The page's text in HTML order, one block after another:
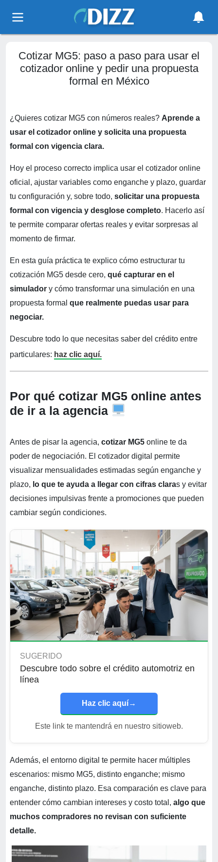
Cotizar MG5: paso a paso para usar el
cotizador online y pedir una propuesta
formal en México
¿Quieres cotizar MG5 con números reales? Aprende a
usar el cotizador online y solicita una propuesta
formal con vigencia clara.
Hoy el proceso correcto implica usar el cotizador online
oficial, ajustar variables como enganche y plazo, guardar
tu configuración y, sobre todo, solicitar una propuesta
formal con vigencia y desglose completo. Hacerlo así
te permite comparar ofertas reales y evitar sorpresas al
momento de firmar.
En esta guía práctica te explico cómo estructurar tu
cotización MG5 desde cero, qué capturar en el
simulador y cómo transformar una simulación en una
propuesta formal que realmente puedas usar para
negociar.
Descubre todo lo que necesitas saber del crédito entre
particulares: haz clic aquí.
Por qué cotizar MG5 online antes
de ir a la agencia
Antes de pisar la agencia, cotizar MG5 online te da
poder de negociación. El cotizador digital permite
visualizar mensualidades estimadas según enganche y
plazo, lo que te ayuda a llegar con cifras claras y evitar
decisiones impulsivas frente a promociones que pueden
cambiar según condiciones.
SUGERIDO
Descubre todo sobre el crédito automotriz en
línea
Haz clic aquí→
Este link te mantendrá en nuestro sitioweb.
Además, el entorno digital te permite hacer múltiples
escenarios: mismo MG5, distinto enganche; mismo
enganche, distinto plazo. Esa comparación es clave para
entender cómo cambian intereses y costo total, algo que
muchos compradores no revisan con suficiente
detalle.